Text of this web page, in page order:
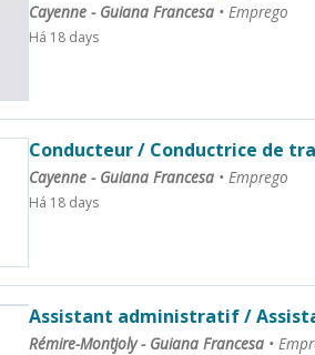
Cayenne - Guiana Francesa • Emprego
Há 18 days
Conducteur / Conductrice de
Cayenne - Guiana Francesa • Emprego
Há 18 days
Assistant administratif /
Rémire-Montjoly - Guiana Francesa •